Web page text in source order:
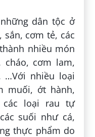
dân tộc ở
sắn, cơm tẻ, các
nhiều món
cháo, cơm lam,
…Với nhiều loại
muối, ớt hành,
các loại rau tự
suối như cá,
thực phẩm do